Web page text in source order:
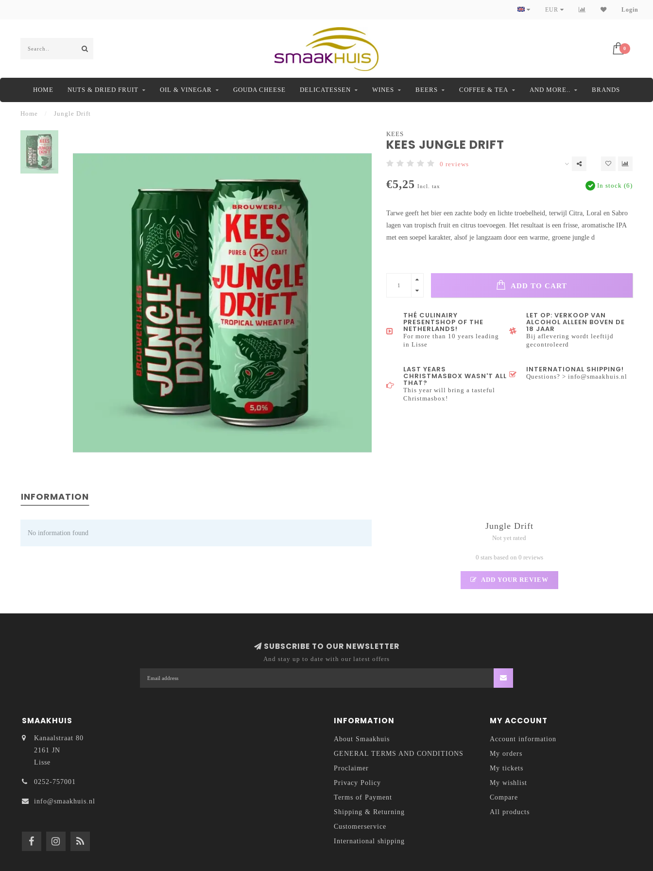
EUR Login
0
HOME NUTS & DRIED FRUIT OIL & VINEGAR GOUDA CHEESE DELICATESSEN WINES BEERS COFFEE & TEA AND MORE.. BRANDS
Home Jungle Drift
KEES
KEES JUNGLE DRIFT
0 reviews
€5,25 Incl. tax In stock (6)
Tarwe geeft het bier een zachte body en lichte troebelheid, terwijl Citra, Loral en Sabro
lagen van tropisch fruit en citrus toevoegen. Het resultaat is een frisse, aromatische IPA
met een soepel karakter, alsof je langzaam door een warme, groene jungle d
ADD TO CART
THÉ CULINAIRY
PRESENTSHOP OF THE
NETHERLANDS!
For more than 10 years leading
in Lisse
LET OP: VERKOOP VAN
ALCOHOL ALLEEN BOVEN DE
18 JAAR
Bij aflevering wordt leeftijd
gecontroleerd
LAST YEARS
CHRISTMASBOX WASN'T ALL
THAT?
This year will bring a tasteful
Christmasbox!
INTERNATIONAL SHIPPING!
Questions? >info@smaakhuis.nl
INFORMATION
No information found
Jungle Drift
Not yet rated
0 stars based on 0 reviews
ADD YOUR REVIEW
SUBSCRIBE TO OUR NEWSLETTER
And stay up to date with our latest offers
SMAAKHUIS
Kanaalstraat 80
2161 JN
Lisse
0252-757001
info@smaakhuis.nl
INFORMATION
About Smaakhuis
GENERAL TERMS AND CONDITIONS
Proclaimer
Privacy Policy
Terms of Payment
Shipping & Returning
Customerservice
International shipping
MY ACCOUNT
Account information
My orders
My tickets
My wishlist
Compare
All products